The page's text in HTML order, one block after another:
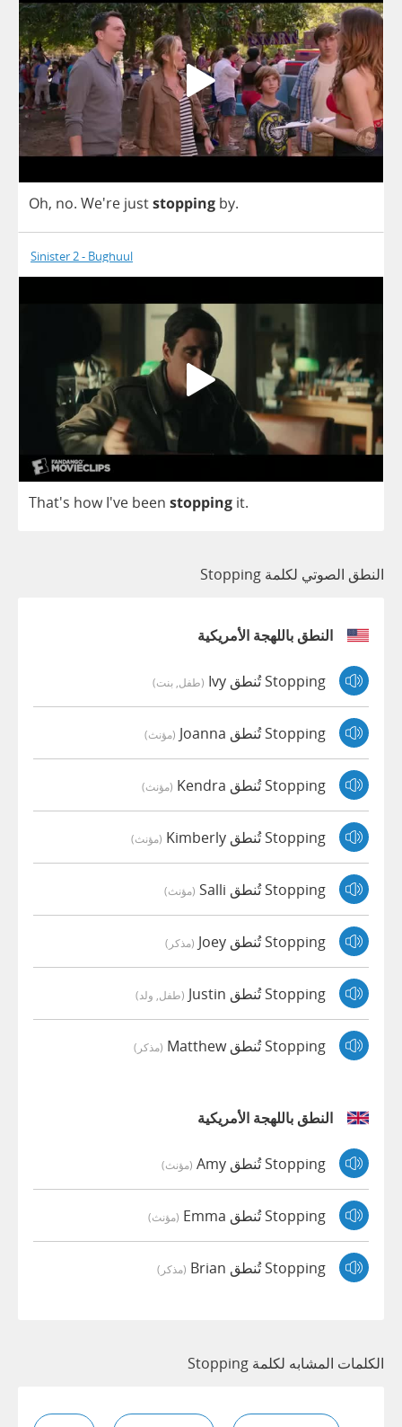
Oh, no. We're juststopping by.
Sinister 2 - Bughuul
That's how I've been stopping it.
النطق الصوتي لكلمة Stopping
النطق باللهجة الأمريكية
Stopping تُنطق Ivy (طفل, بنت)
Stopping تُنطق Joanna (مؤنث)
Stopping تُنطق Kendra (مؤنث)
Stopping تُنطق Kimberly (مؤنث)
Stopping تُنطق Salli (مؤنث)
Stopping تُنطق Joey (مذكر)
Stopping تُنطق Justin (طفل, ولد)
Stopping تُنطق Matthew (مذكر)
النطق باللهجة الأمريكية
Stopping تُنطق Amy (مؤنث)
Stopping تُنطق Emma (مؤنث)
Stopping تُنطق Brian (مذكر)
الكلمات المشابه لكلمة Stopping